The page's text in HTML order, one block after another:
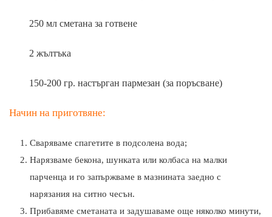
250 мл сметана за готвене
2 жълтъка
150-200 гр. настърган пармезан (за поръсване)
Начин на приготвяне:
Сваряваме спагетите в подсолена вода;
Нарязваме бекона, шунката или колбаса на малки
парченца и го запържваме в мазнината заедно с
нарязания на ситно чесън.
Прибавяме сметаната и задушаваме още няколко минути,